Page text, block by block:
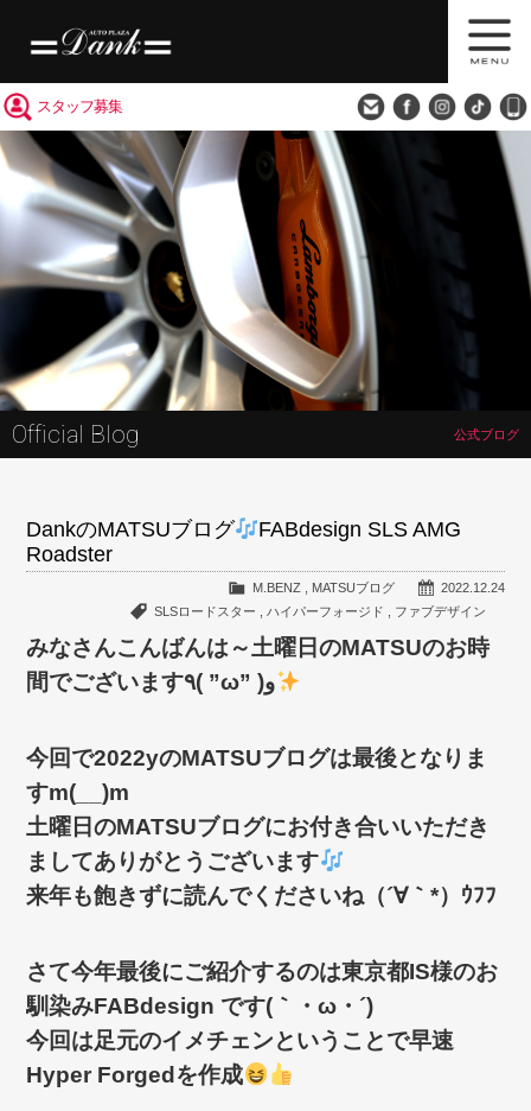
スタッフ募集
Official Blog 公式ブログ
DankのMATSUブログ
FABdesign SLS AMG
Roadster
2022.12.24
M.BENZ
MATSUブログ
SLSロードスター
ハイパーフォージド ファブデザイン
みなさんこんばんは～土曜日のMATSUのお時
間でございます٩( ”ω” )و
今回で2022yのMATSUブログは最後となりま
すm(__)m
土曜日のMATSUブログにお付き合いいただき
ましてありがとうございます
来年も飽きずに読んでくださいね（´∀｀*）ｳﾌﾌ
さて今年最後にご紹介するのは東京都IS様のお
馴染みFABdesign です(｀・ω・´)ゞ
今回は足元のイメチェンということで早速
Hyper Forgedを作成